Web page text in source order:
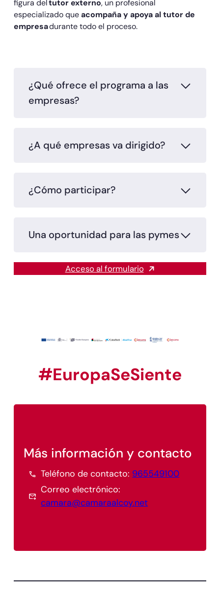
figura deltutor externo, un profesional
especializado queacompaña y apoya al tutor de
empresadurante todo el proceso.
¿Qué ofrece el programa a las
empresas?
¿A qué empresas va dirigido?
¿Cómo participar?
Una oportunidad para las pymes
Acceso al formulario
#EuropaSeSiente
Más información y contacto
Teléfono de contacto: 965549100
Correo electrónico:
camara@camaraalcoy.net